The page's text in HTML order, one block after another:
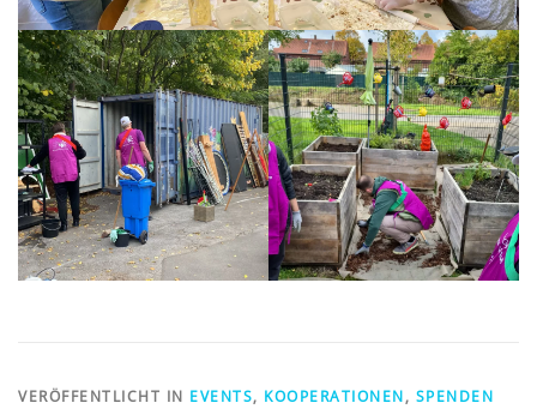
VERÖFFENTLICHT IN EVENTS, KOOPERATIONEN, SPENDEN